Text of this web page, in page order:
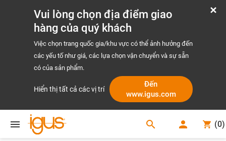
Vui lòng chọn địa điểm giao
hàng của quý khách
Việc chọn trang quốc gia/khu vực có thể ảnh hưởng đến
các yếu tố như giá, các lựa chọn vận chuyển và sự sẵn
có của sản phẩm.
Hiển thị tất cả các vị trí
Đến
www.igus.com
search (0)